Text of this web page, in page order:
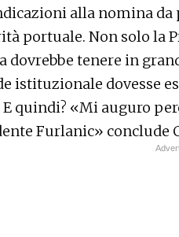
alla nomina da
portuale. Non solo la
dovrebbe tenere in
istituzionale dovesse
E quindi? «Mi auguro
Furlanic» conclude